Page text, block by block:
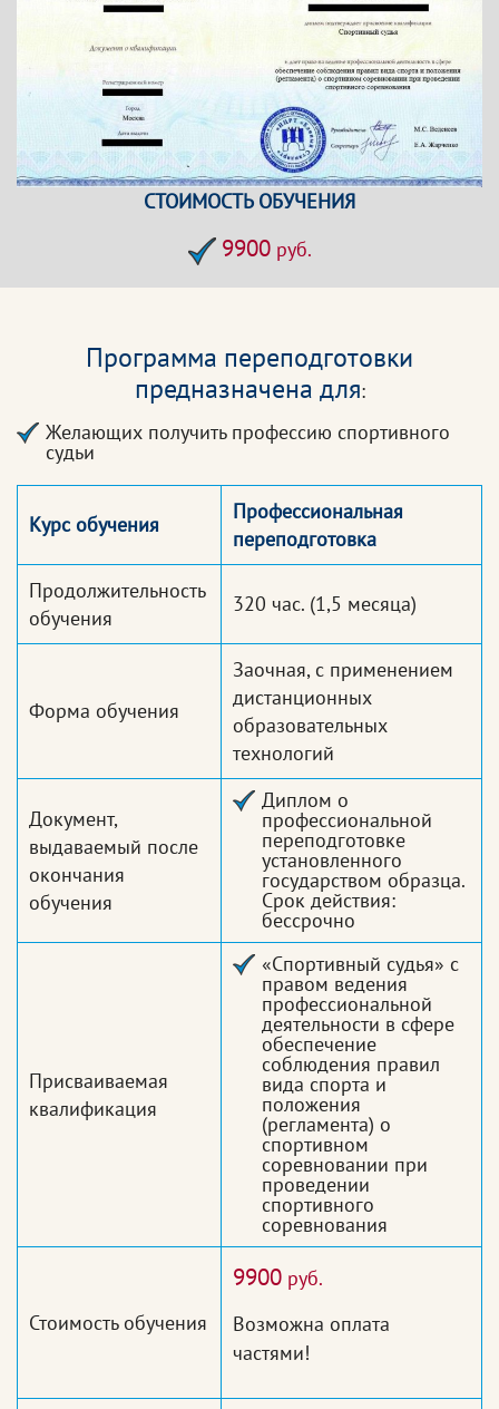
СТОИМОСТЬ ОБУЧЕНИЯ
9900руб.
Программа переподготовки
предназначена для:
Желающих получить профессию спортивного
судьи
Курс обучения
Профессиональная
переподготовка
Продолжительность
обучения
320 час. (1,5 месяца)
Форма обучения
Заочная, с применением
дистанционных
образовательных
технологий
Документ,
выдаваемый после
окончания
обучения
Диплом о
профессиональной
переподготовке
установленного
государством образца.
Срок действия:
бессрочно
Присваиваемая
квалификация
«Спортивный судья» с
правом ведения
профессиональной
деятельности в сфере
обеспечение
соблюдения правил
вида спорта и
положения
(регламента) о
спортивном
соревновании при
проведении
спортивного
соревнования
Стоимость обучения
9900 руб.
Возможна оплата
частями!